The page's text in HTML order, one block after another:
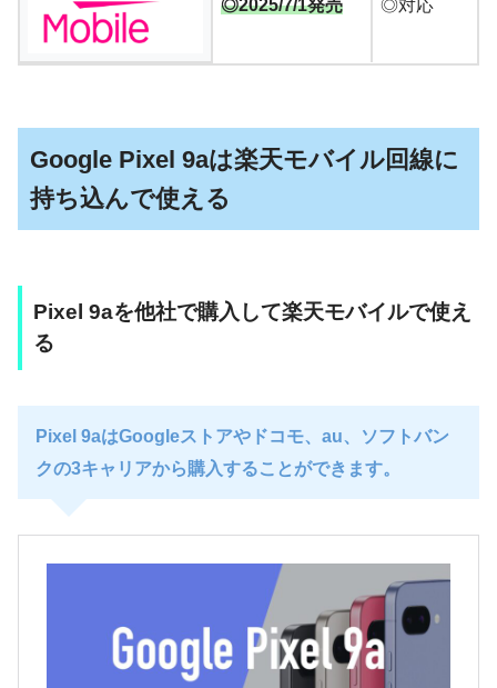
◎2025/7/1発売 ◎対応
Google Pixel 9aは楽天モバイル回線に
持ち込んで使える
Pixel 9aを他社で購入して楽天モバイルで使え
る
Pixel 9aはGoogleストアやドコモ、au、ソフトバン
クの3キャリアから購入することができます。